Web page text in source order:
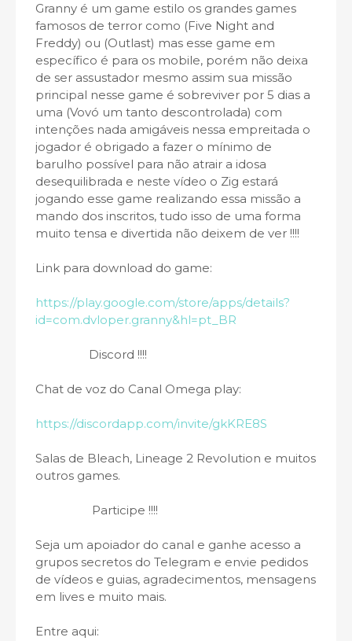
Granny é um game estilo os grandes games
famosos de terror como (Five Night and
Freddy) ou (Outlast) mas esse game em
específico é para os mobile, porém não deixa
de ser assustador mesmo assim sua missão
principal nesse game é sobreviver por 5 dias a
uma (Vovó um tanto descontrolada) com
intenções nada amigáveis nessa empreitada o
jogador é obrigado a fazer o mínimo de
barulho possível para não atrair a idosa
desequilibrada e neste vídeo o Zig estará
jogando esse game realizando essa missão a
mando dos inscritos, tudo isso de uma forma
muito tensa e divertida não deixem de ver !!!!
Link para download do game:
https://play.google.com/store/apps/details?
id=com.dvloper.granny&hl=pt_BR
Discord !!!!
Chat de voz do Canal Omega play:
https://discordapp.com/invite/gkKRE8S
Salas de Bleach, Lineage 2 Revolution e muitos
outros games.
Participe !!!!
Seja um apoiador do canal e ganhe acesso a
grupos secretos do Telegram e envie pedidos
de vídeos e guias, agradecimentos, mensagens
em lives e muito mais.
Entre aqui: